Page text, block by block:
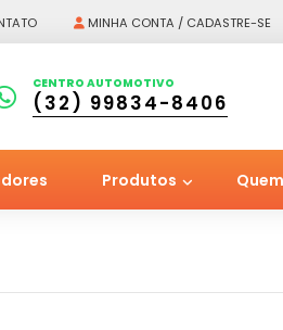
MINHA CONTA / CADASTRE-SE
CENTRO AUTOMOTIVO
(32) 99834-8406
Produtos